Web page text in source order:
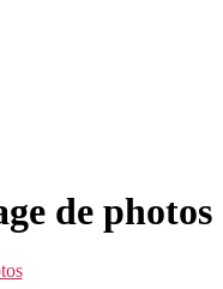
de photos